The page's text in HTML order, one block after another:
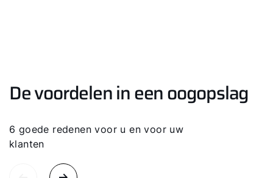
De voordelen in een oogopslag
6 goede redenen voor u en voor uw
klanten
Hallo!
Contact met het team